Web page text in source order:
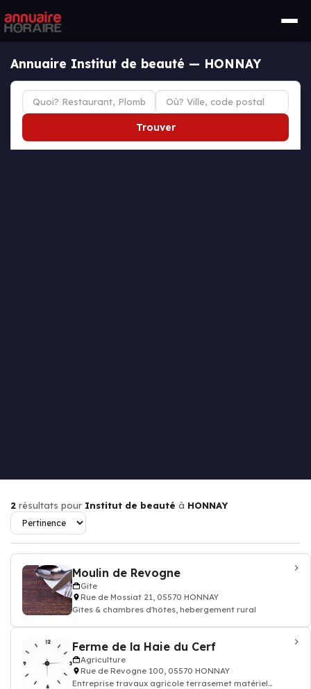
Annuaire Institut de beauté — HONNAY
Trouver
2 résultats pour Institut de beauté à HONNAY
Moulin de Revogne
Gîte
Rue de Mossiat 21, 05570 HONNAY
Gîtes & chambres d'hôtes, hebergement rural
Ferme de la Haie du Cerf
Agriculture
Rue de Revogne 100, 05570 HONNAY
Entreprise travaux agricole terrasemet matériel